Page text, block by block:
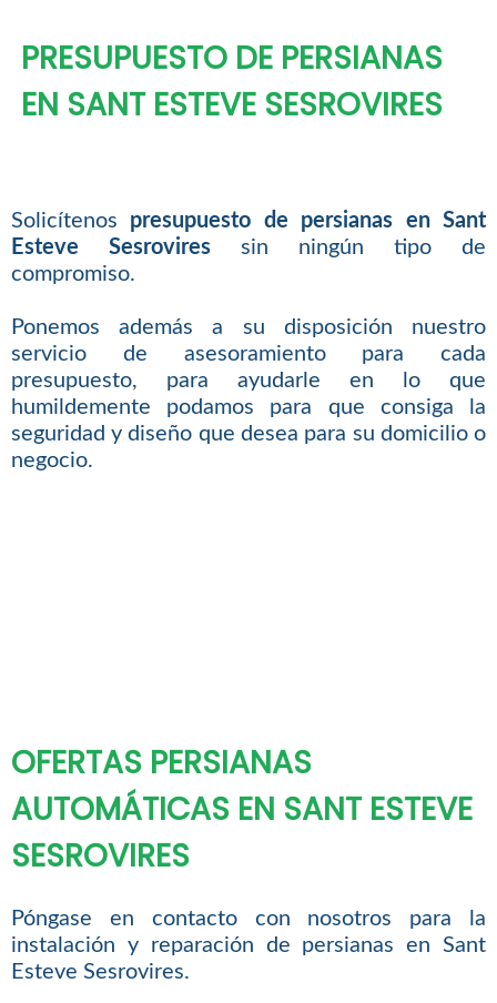
PRESUPUESTO DE PERSIANAS
EN SANT ESTEVE SESROVIRES
Solicítenos presupuesto de persianas en Sant
Esteve Sesroviressin ningún tipo de
compromiso.
Ponemos además a su disposición nuestro
servicio de asesoramiento para cada
presupuesto, para ayudarle en lo que
humildemente podamos para que consiga la
seguridad y diseño que desea para su domicilio o
negocio.
OFERTAS PERSIANAS
AUTOMÁTICAS EN SANT ESTEVE
SESROVIRES
Póngase en contacto con nosotros para la
instalación y reparación de persianas en Sant
Esteve Sesrovires.